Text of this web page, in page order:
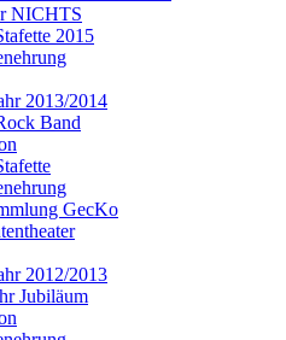
NICHTS
2015
2013/2014
Band
GecKo
2012/2013
Jubiläum